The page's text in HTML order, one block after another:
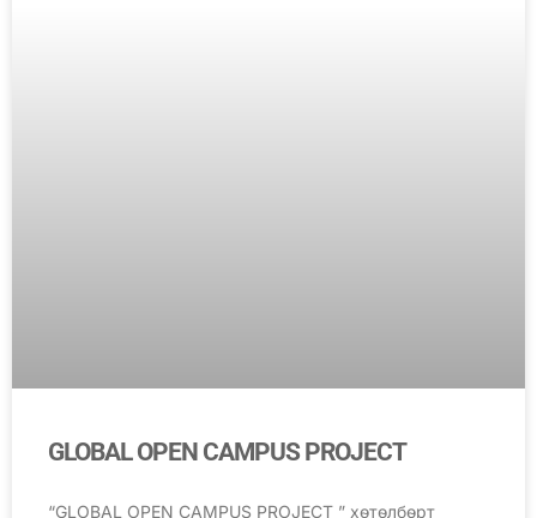
GLOBAL OPEN CAMPUS PROJECT
“GLOBAL OPEN CAMPUS PROJECT ” хөтөлбөрт